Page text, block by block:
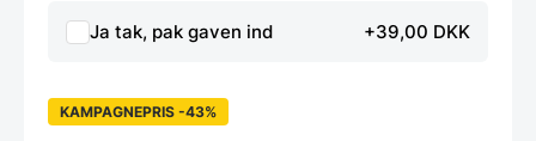
Ja tak, pak gaven ind +39,00 DKK
KAMPAGNEPRIS -43%